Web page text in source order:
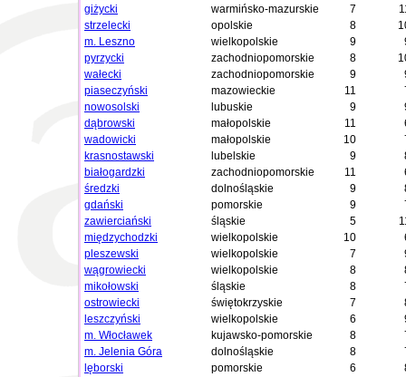
giżycki
warmińsko-mazurskie 7
strzelecki
opolskie 8
m. Leszno
wielkopolskie 9
pyrzycki
zachodniopomorskie 8
wałecki
zachodniopomorskie 9
piaseczyński
mazowieckie 11
nowosolski
lubuskie 9
dąbrowski
małopolskie 11
wadowicki
małopolskie 10
krasnostawski
lubelskie 9
białogardzki
zachodniopomorskie 11
średzki
dolnośląskie 9
gdański
pomorskie 9
zawierciański
śląskie 5
międzychodzki
wielkopolskie 10
pleszewski
wielkopolskie 7
wągrowiecki
wielkopolskie 8
mikołowski
śląskie 8
ostrowiecki
świętokrzyskie 7
leszczyński
wielkopolskie 6
m. Włocławek
kujawsko-pomorskie 8
m. Jelenia Góra
dolnośląskie 8
lęborski
pomorskie 6